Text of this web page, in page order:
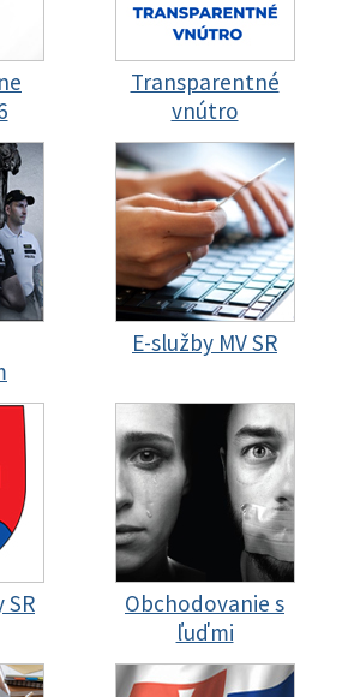
Transparentné
vnútro
E-služby MV SR
Obchodovanie s
ľuďmi